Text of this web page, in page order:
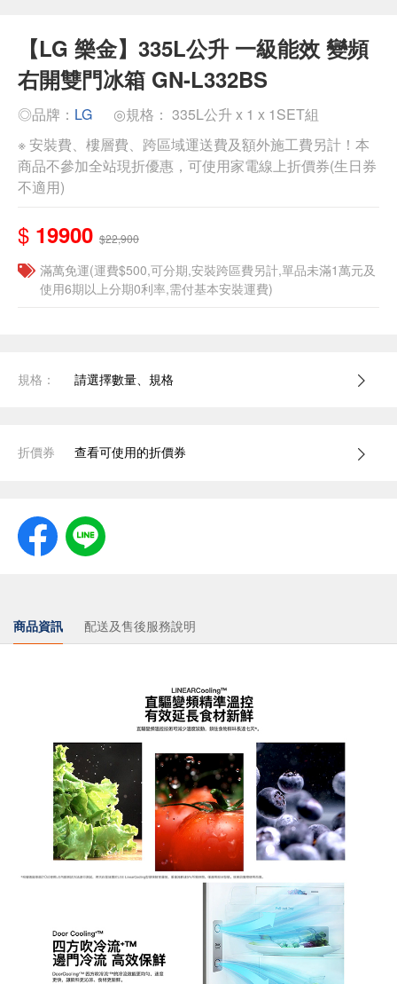
【LG 樂金】335L公升 一級能效 變頻
右開雙門冰箱 GN-L332BS
◎品牌： LG
◎規格： 335L公升 x 1 x 1SET組
※ 安裝費、樓層費、跨區域運送費及額外施工費另計！本
商品不參加全站現折優惠，可使用家電線上折價券(生日券
不適用)
$ 19900 $22,900
滿萬免運(運費$500,可分期,安裝跨區費另計,單品未滿1萬元及
使用6期以上分期0利率,需付基本安裝運費)
規格： 請選擇數量、規格
折價券 查看可使用的折價券
商品資訊 配送及售後服務說明